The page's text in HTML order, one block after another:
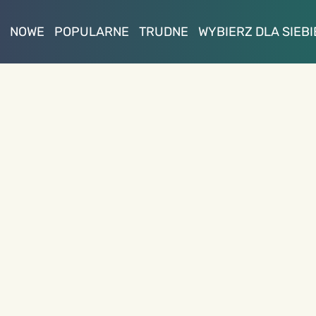
NOWE POPULARNE TRUDNE WYBIERZ DLA